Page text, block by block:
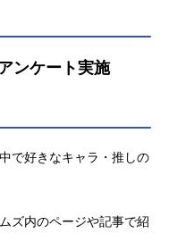
ンケート実施
で好きなキャラ・推しの
ズ内のページや記事で紹